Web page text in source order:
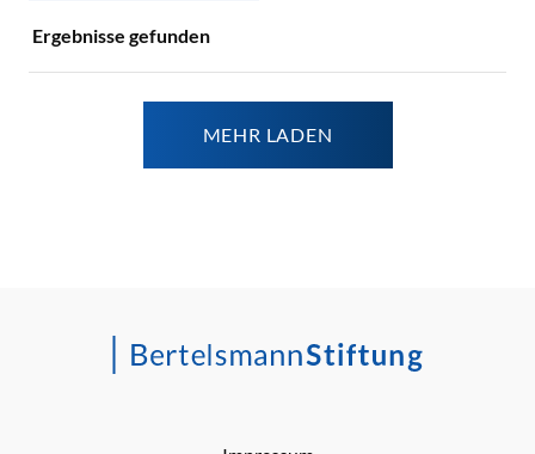
Ergebnisse gefunden
MEHR LADEN